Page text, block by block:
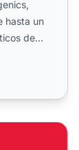
hasta un
de